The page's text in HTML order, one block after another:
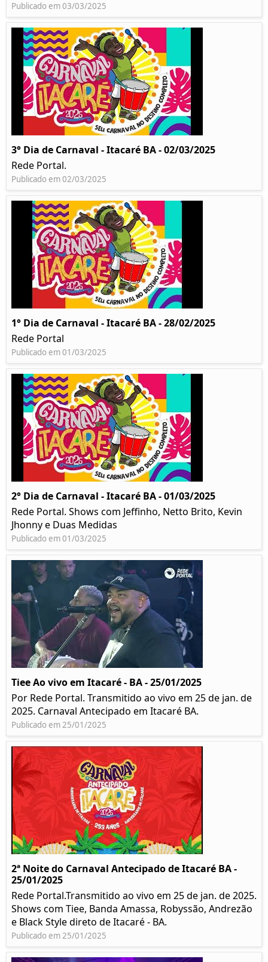
Publicado em 03/03/2025
3° Dia de Carnaval - Itacaré BA - 02/03/2025
Rede Portal.
Publicado em 02/03/2025
1° Dia de Carnaval - Itacaré BA - 28/02/2025
Rede Portal
Publicado em 01/03/2025
2° Dia de Carnaval - Itacaré BA - 01/03/2025
Rede Portal. Shows com Jeffinho, Netto Brito, Kevin
Jhonny e Duas Medidas
Publicado em 01/03/2025
Tiee Ao vivo em Itacaré - BA - 25/01/2025
Por Rede Portal. Transmitido ao vivo em 25 de jan. de
2025. Carnaval Antecipado em Itacaré BA.
Publicado em 25/01/2025
2ª Noite do Carnaval Antecipado de Itacaré BA -
25/01/2025
Rede Portal.Transmitido ao vivo em 25 de jan. de 2025.
Shows com Tiee, Banda Amassa, Robyssão, Andrezão
e Black Style direto de Itacaré - BA.
Publicado em 25/01/2025